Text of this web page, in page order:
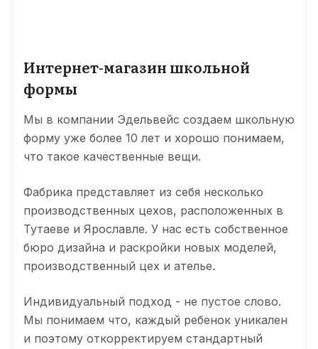
Интернет-магазин школьной
формы
Мы в компании Эдельвейс создаем школьную
форму уже более 10 лет и хорошо понимаем,
что такое качественные вещи.
Фабрика представляет из себя несколько
производственных цехов, расположенных в
Тутаеве и Ярославле. У нас есть собственное
бюро дизайна и раскройки новых моделей,
производственный цех и ателье.
Индивидуальный подход - не пустое слово.
Мы понимаем что, каждый ребенок уникален
и поэтому откорректируем стандартный